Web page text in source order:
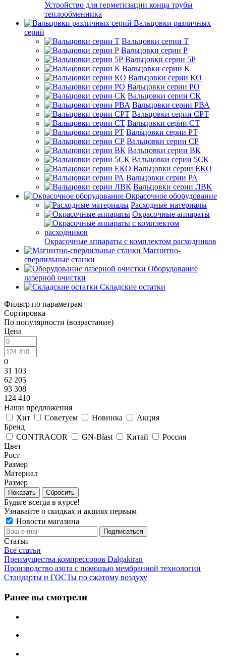
Устройство для герметизации конца трубы
теплообменника
Вальцовки различных
серий
Вальцовки серии Т
Вальцовки серии Р
Вальцовки серии 5Р
Вальцовки серии К
Вальцовки серии КО
Вальцовки серии РО
Вальцовки серии СК
Вальцовки серии РВА
Вальцовки серии СРТ
Вальцовки серии СТ
Вальцовки серии РТ
Вальцовки серии СР
Вальцовки серии ВК
Вальцовки серии 5СК
Вальцовки серии ЕКО
Вальцовки серии РА
Вальцовки серии ЛВК
Окрасочное оборудование
Расходные материалы
Окрасочные аппараты
Окрасочные аппараты с комплектом расходников
Магнитно-
сверлильные станки
Оборудование
лазерной очистки
Складские остатки
Фильтр по параметрам
Сортировка
По популярности (возрастание)
Цена
0
31 103
62 205
93 308
124 410
Наши предложения
Хит
Советуем Новинка
Акция
Бренд
CONTRACOR
GN-Blast Китай
Россия
Цвет
Рост
Размер
Материал
Размер
Сбросить
Будьте всегда в курсе!
Узнавайте о скидках и акциях первым
Новости магазина
Статьи
Все статьи
Преимущества компрессоров Dalgakiran
Производство азота с помощью мембранной технологии
Стандарты и ГОСТы по сжатому воздуху
Ранее вы смотрели